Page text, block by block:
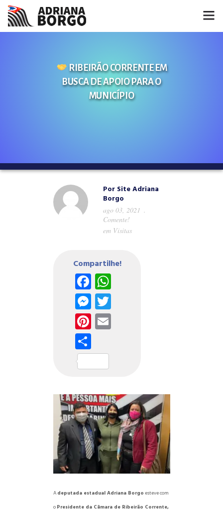
CONHEÇA A ADRIANA
RIBEIRÃO CORRENTE EM
BUSCA DE APOIO PARA O
MUNICÍPIO
Por Site Adriana
Borgo
ago 03, 2021
Comente!
em Visitas
Compartilhe!
Facebook
WhatsApp
Messenger
Twitter
Pinterest
Email
Share
Adeputada estadual Adriana Borgoesteve com
oPresidente da Câmara de Ribeirão Corrente,